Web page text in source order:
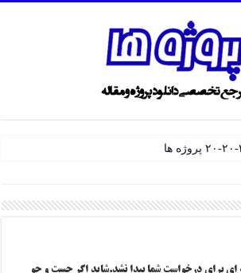
برای درخواست شما پیدا نشد.شاید اگر جست و جو